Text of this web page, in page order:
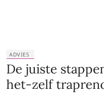
ADVIES
De juiste
het-zelf